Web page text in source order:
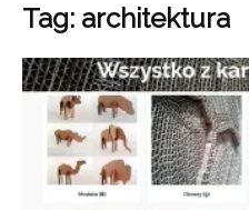
Tag: architektura